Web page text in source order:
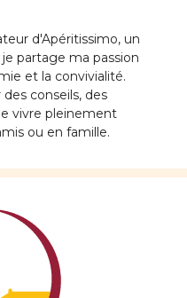
d'Apéritissimo, un
partage ma passion
et la convivialité.
conseils, des
vivre pleinement
ou en famille.